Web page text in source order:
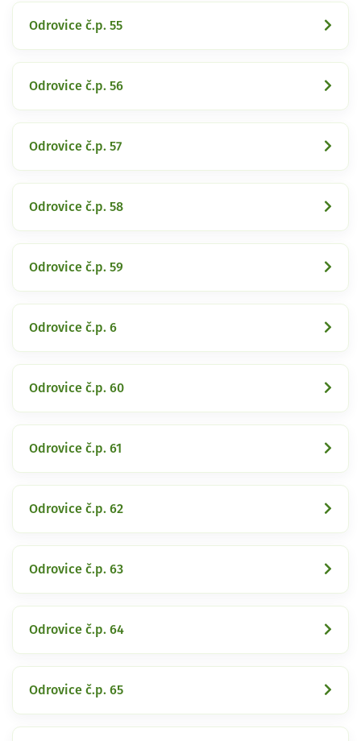
Odrovice č.p. 55
Odrovice č.p. 56
Odrovice č.p. 57
Odrovice č.p. 58
Odrovice č.p. 59
Odrovice č.p. 6
Odrovice č.p. 60
Odrovice č.p. 61
Odrovice č.p. 62
Odrovice č.p. 63
Odrovice č.p. 64
Odrovice č.p. 65